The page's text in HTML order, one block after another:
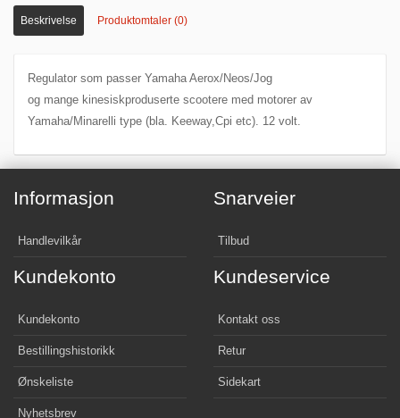
Beskrivelse Produktomtaler (0)
Regulator som passer Yamaha Aerox/Neos/Jog
og mange kinesiskproduserte scootere med motorer av
Yamaha/Minarelli type (bla. Keeway,Cpi etc). 12 volt.
Informasjon
Handlevilkår
Snarveier
Tilbud
Kundekonto
Kundekonto
Bestillingshistorikk
Ønskeliste
Nyhetsbrev
Kundeservice
Kontakt oss
Retur
Sidekart